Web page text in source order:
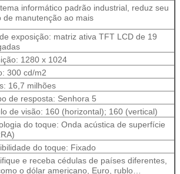
Submeter
informático padrão industrial, reduz seu
de manutenção ao mais
exposição: matriz ativa TFT LCD de 19
1280 x 1024
300 cd/m2
16,7 milhões
de resposta: Senhora 5
de visão: 160 (horizontal); 160 (vertical)
do toque: Onda acústica de superfície
do toque: Fixado
e receba cédulas de países diferentes,
o dólar americano, Euro, rublo…